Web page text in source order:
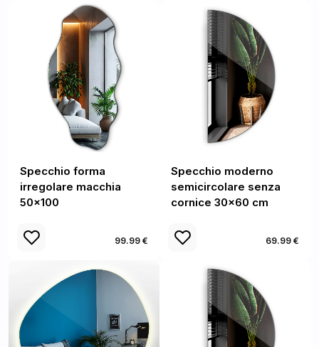
Specchio forma
irregolare macchia
50x100
99.99 €
Specchio moderno
semicircolare senza
cornice 30x60 cm
69.99 €